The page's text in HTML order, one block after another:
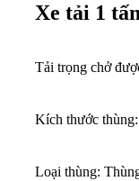
Xe tải 1 tấn
Tải trọng chở
Kích thước
Loại thùng: